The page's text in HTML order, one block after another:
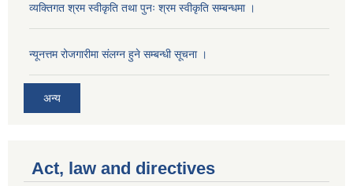
व्यक्तिगत श्रम स्वीकृति तथा पुनः श्रम स्वीकृति सम्बन्धमा ।
न्यूनत्तम रोजगारीमा संलग्न हुने सम्बन्धी सूचना ।
अन्य
Act, law and directives